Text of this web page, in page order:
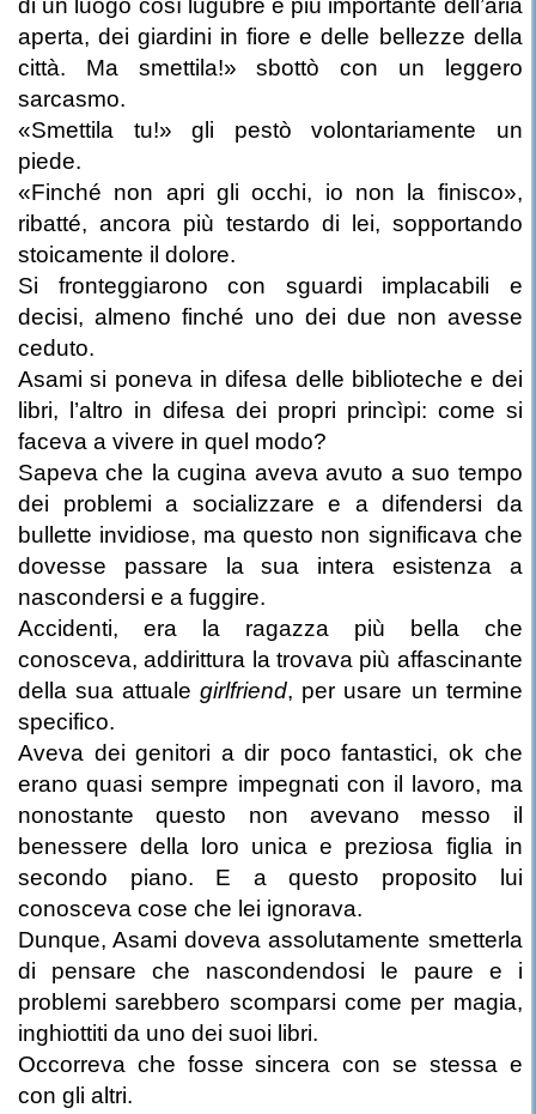
di un luogo così lugubre è più importante dell’aria
aperta, dei giardini in fiore e delle bellezze della
città. Ma smettila!» sbottò con un leggero
sarcasmo.
«Smettila tu!» gli pestò volontariamente un
piede.
«Finché non apri gli occhi, io non la finisco»,
ribatté, ancora più testardo di lei, sopportando
stoicamente il dolore.
Si fronteggiarono con sguardi implacabili e
decisi, almeno finché uno dei due non avesse
ceduto.
Asami si poneva in difesa delle biblioteche e dei
libri, l’altro in difesa dei propri princìpi: come si
faceva a vivere in quel modo?
Sapeva che la cugina aveva avuto a suo tempo
dei problemi a socializzare e a difendersi da
bullette invidiose, ma questo non significava che
dovesse passare la sua intera esistenza a
nascondersi e a fuggire.
Accidenti, era la ragazza più bella che
conosceva, addirittura la trovava più affascinante
della sua attualegirlfriend, per usare un termine
specifico.
Aveva dei genitori a dir poco fantastici, ok che
erano quasi sempre impegnati con il lavoro, ma
nonostante questo non avevano messo il
benessere della loro unica e preziosa figlia in
secondo piano. E a questo proposito lui
conosceva cose che lei ignorava.
Dunque, Asami doveva assolutamente smetterla
di pensare che nascondendosi le paure e i
problemi sarebbero scomparsi come per magia,
inghiottiti da uno dei suoi libri.
Occorreva che fosse sincera con se stessa e
con gli altri.